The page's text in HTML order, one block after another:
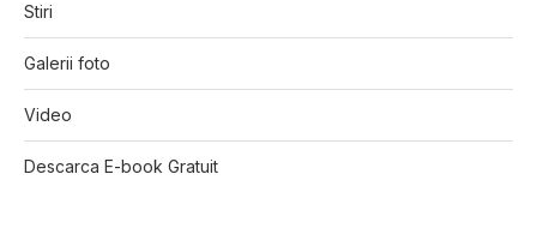
Stiri
Galerii foto
Video
Descarca E-book Gratuit